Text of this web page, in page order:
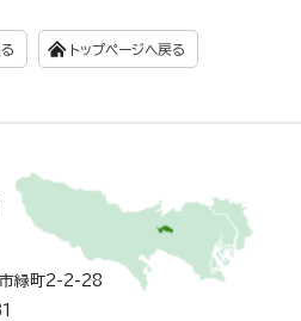
トップページへ戻る
緑町2-2-28